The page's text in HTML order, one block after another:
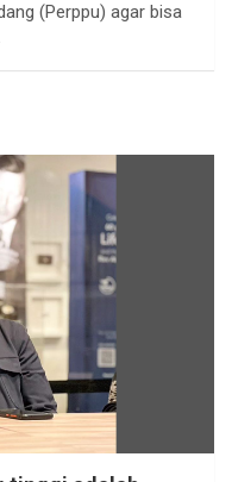
(Perppu) agar bisa